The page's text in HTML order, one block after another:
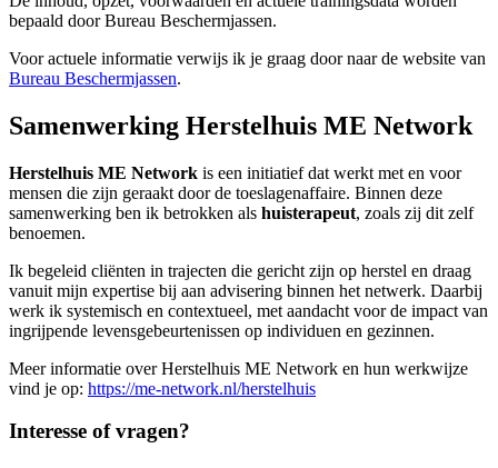
bepaald door Bureau Beschermjassen.
Voor actuele informatie verwijs ik je graag door naar de website van
Bureau Beschermjassen.
Samenwerking Herstelhuis ME Network
Herstelhuis ME Network is een initiatief dat werkt met en voor
mensen die zijn geraakt door de toeslagenaffaire. Binnen deze
samenwerking ben ik betrokken als huisterapeut, zoals zij dit zelf
benoemen.
Ik begeleid cliënten in trajecten die gericht zijn op herstel en draag
vanuit mijn expertise bij aan advisering binnen het netwerk. Daarbij
werk ik systemisch en contextueel, met aandacht voor de impact van
ingrijpende levensgebeurtenissen op individuen en gezinnen.
Meer informatie over Herstelhuis ME Network en hun werkwijze
vind je op: https://me-network.nl/herstelhuis
Interesse of vragen?